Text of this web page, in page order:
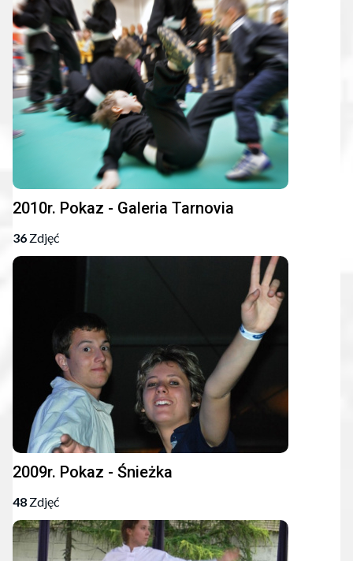
2010r. Pokaz - Galeria Tarnovia
36 Zdjęć
2009r. Pokaz - Śnieżka
48 Zdjęć